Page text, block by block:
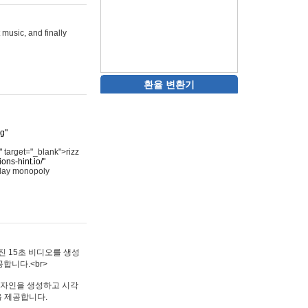
and finally
target="_blank">rizz
hint.io/"
monopoly
15초 비디오를 생성
합니다.<br>
인을 생성하고 시각
제공합니다.
환율 변환기